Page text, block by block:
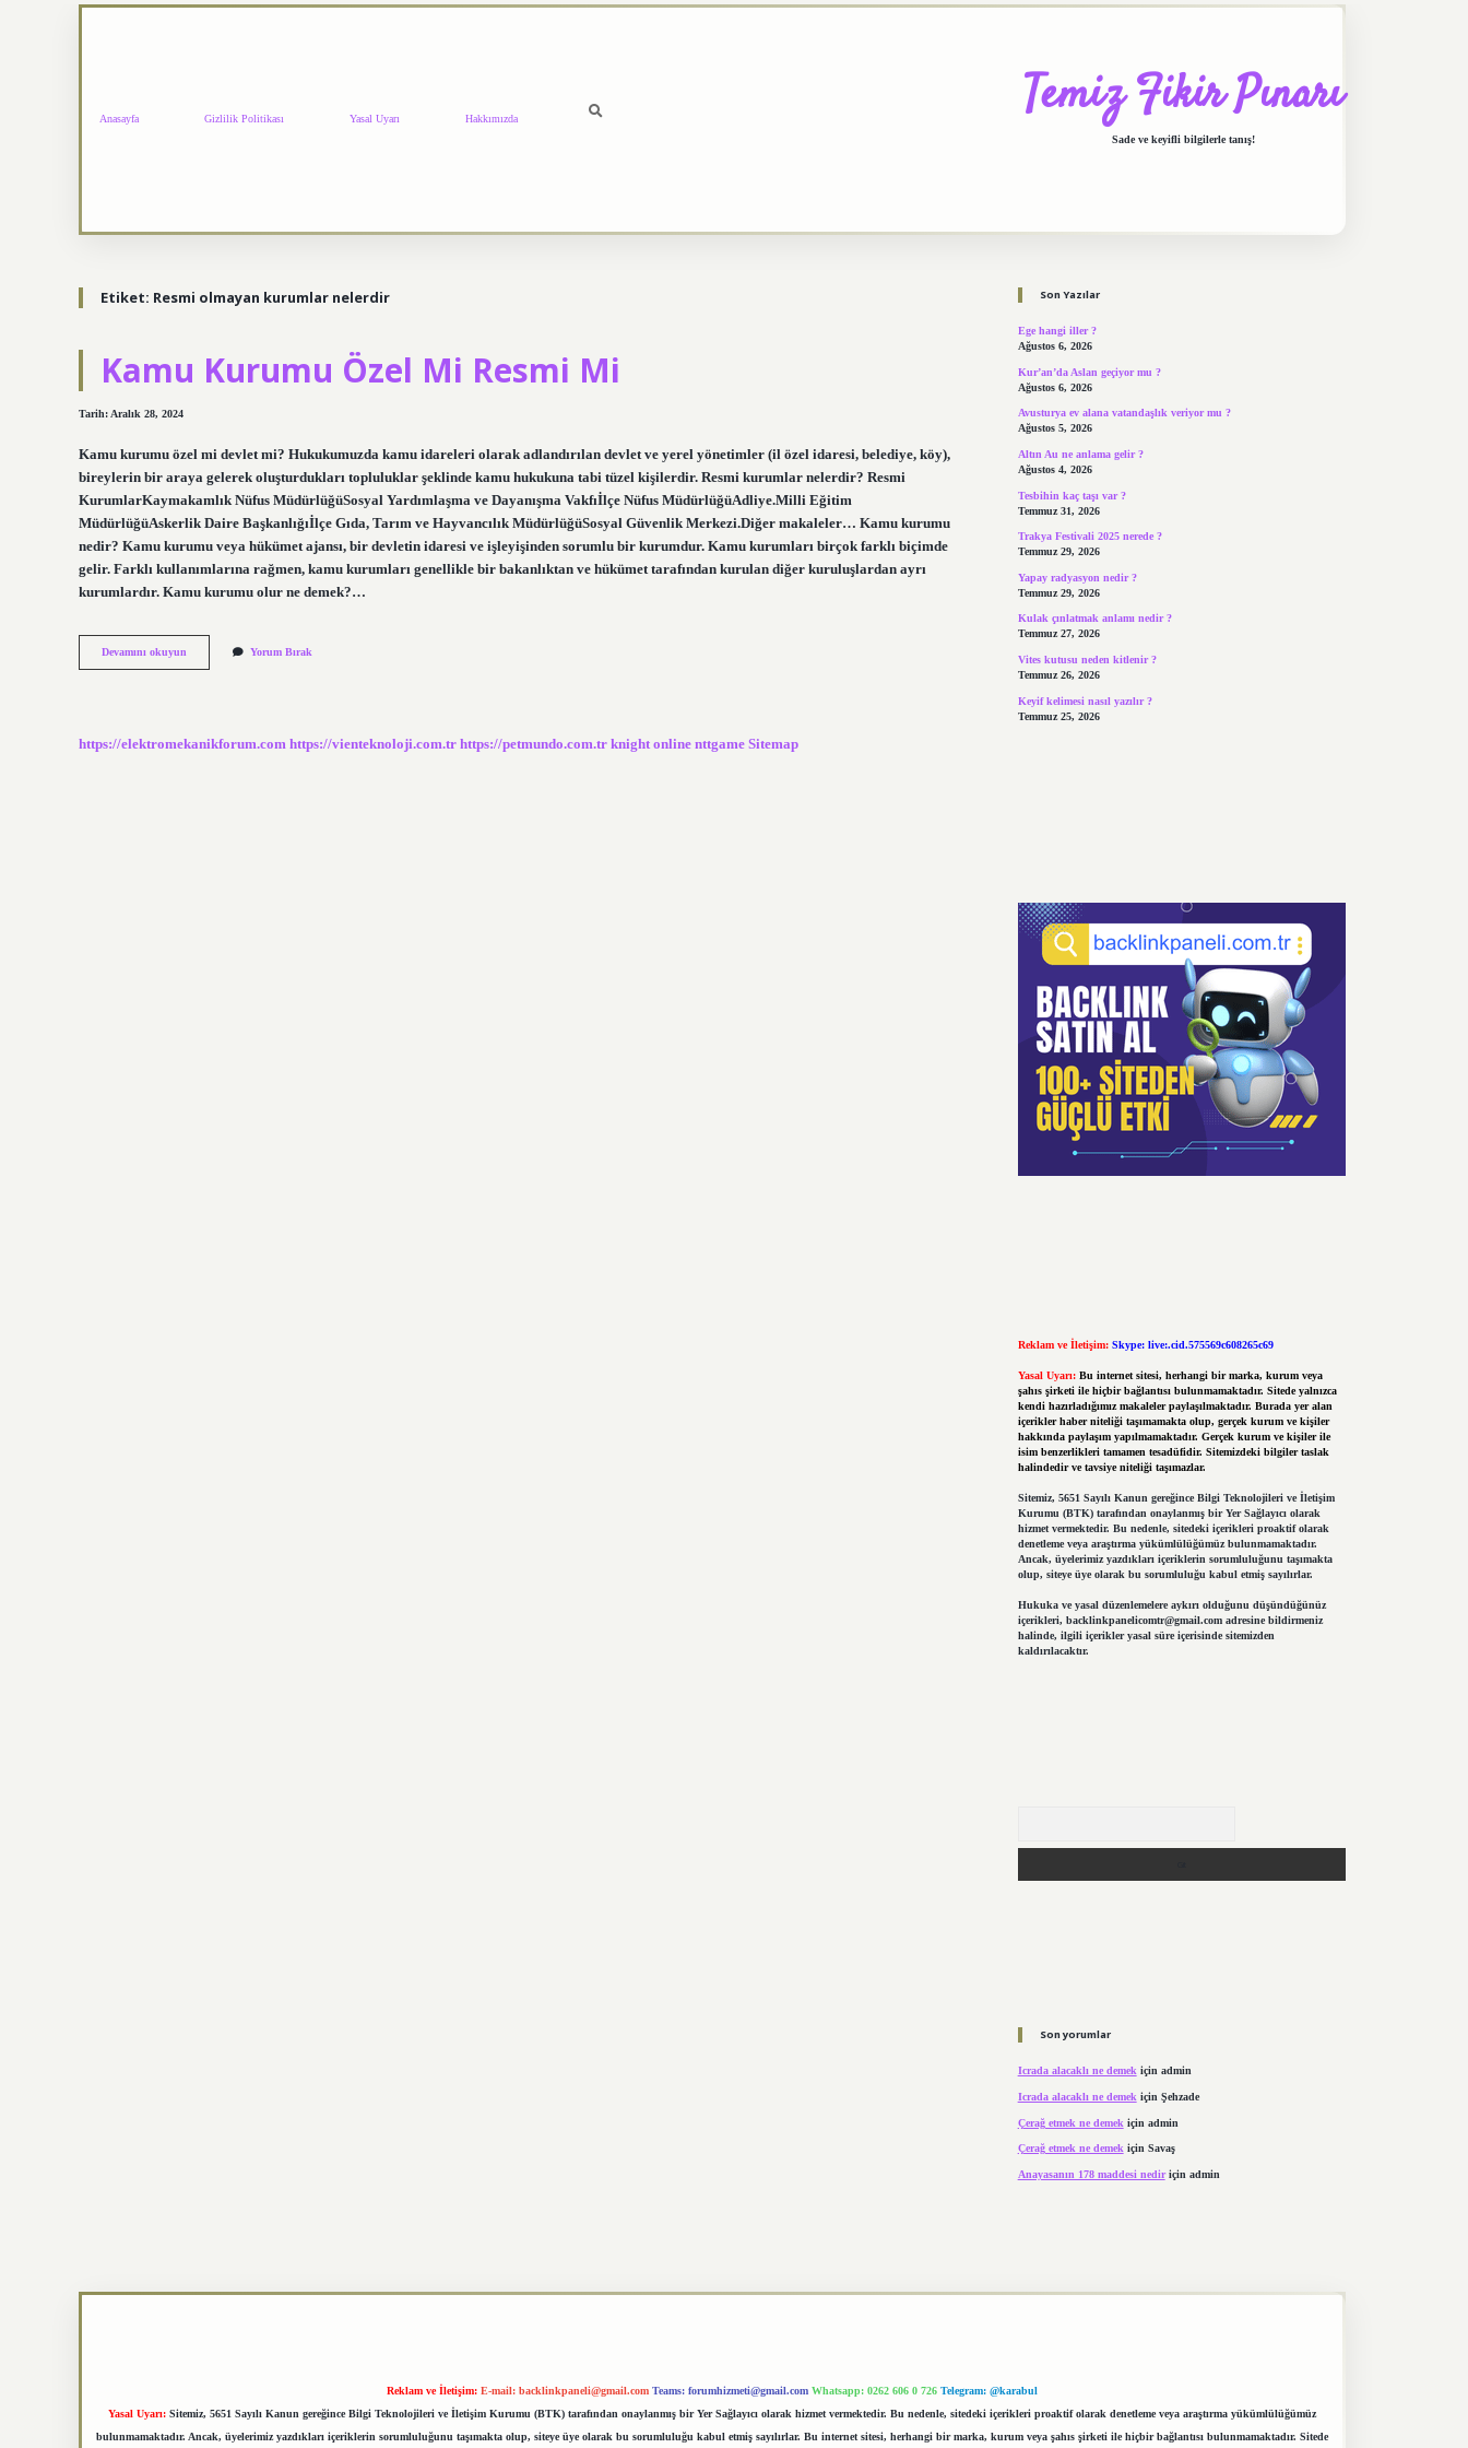
Anasayfa Gizlilik Politikası Yasal Uyarı Hakkımızda Temiz Fikir Pınarı
Sade ve keyifli bilgilerle tanış!
Etiket: Resmi olmayan kurumlar nelerdir
Kamu Kurumu Özel Mi Resmi Mi
Tarih: Aralık 28, 2024
Kamu kurumu özel mi devlet mi? Hukukumuzda kamu idareleri olarak adlandırılan devlet ve yerel yönetimler (il özel idaresi, belediye, köy),
bireylerin bir araya gelerek oluşturdukları topluluklar şeklinde kamu hukukuna tabi tüzel kişilerdir. Resmi kurumlar nelerdir? Resmi
KurumlarKaymakamlık Nüfus MüdürlüğüSosyal Yardımlaşma ve Dayanışma Vakfıİlçe Nüfus MüdürlüğüAdliye.Milli Eğitim
MüdürlüğüAskerlik Daire Başkanlığıİlçe Gıda, Tarım ve Hayvancılık MüdürlüğüSosyal Güvenlik Merkezi.Diğer makaleler… Kamu kurumu
nedir? Kamu kurumu veya hükümet ajansı, bir devletin idaresi ve işleyişinden sorumlu bir kurumdur. Kamu kurumları birçok farklı biçimde
gelir. Farklı kullanımlarına rağmen, kamu kurumları genellikle bir bakanlıktan ve hükümet tarafından kurulan diğer kuruluşlardan ayrı
kurumlardır. Kamu kurumu olur ne demek?…
Devamını okuyun
Kurumu
Yorum Bırak
https://elektromekanikforum.com https://vienteknoloji.com.tr https://petmundo.com.tr knight online nttgame Sitemap
Son Yazılar
Ege hangi iller ?
Ağustos 6, 2026
Kur’an’da Aslan geçiyor mu ?
Ağustos 6, 2026
Avusturya ev alana vatandaşlık veriyor mu ?
Ağustos 5, 2026
Altın Au ne anlama gelir ?
Ağustos 4, 2026
Tesbihin kaç taşı var ?
Temmuz 31, 2026
Trakya Festivali 2025 nerede ?
Temmuz 29, 2026
Yapay radyasyon nedir ?
Temmuz 29, 2026
Kulak çınlatmak anlamı nedir ?
Temmuz 27, 2026
Vites kutusu neden kitlenir ?
Temmuz 26, 2026
Keyif kelimesi nasıl yazılır ?
Temmuz 25, 2026
Reklam ve İletişim: Skype: live:.cid.575569c608265c69
Yasal Uyarı: Bu internet sitesi, herhangi bir marka, kurum veya
şahıs şirketi ile hiçbir bağlantısı bulunmamaktadır. Sitede yalnızca
kendi hazırladığımız makaleler paylaşılmaktadır. Burada yer alan
içerikler haber niteliği taşımamakta olup, gerçek kurum ve kişiler
hakkında paylaşım yapılmamaktadır. Gerçek kurum ve kişiler ile
isim benzerlikleri tamamen tesadüfidir. Sitemizdeki bilgiler taslak
halindedir ve tavsiye niteliği taşımazlar.
Sitemiz, 5651 Sayılı Kanun gereğince Bilgi Teknolojileri ve İletişim
Kurumu (BTK) tarafından onaylanmış bir Yer Sağlayıcı olarak
hizmet vermektedir. Bu nedenle, sitedeki içerikleri proaktif olarak
denetleme veya araştırma yükümlülüğümüz bulunmamaktadır.
Ancak, üyelerimiz yazdıkları içeriklerin sorumluluğunu taşımakta
olup, siteye üye olarak bu sorumluluğu kabul etmiş sayılırlar.
Hukuka ve yasal düzenlemelere aykırı olduğunu düşündüğünüz
içerikleri, backlinkpanelicomtr@gmail.comadresine bildirmeniz
halinde, ilgili içerikler yasal süre içerisinde sitemizden
kaldırılacaktır.
Son yorumlar
Icrada alacaklı ne demekiçin admin
Icrada alacaklı ne demek için Şehzade
Çerağ etmek ne demek için admin
Çerağ etmek ne demek için Savaş
Anayasanın 178 maddesi nediriçin admin
Reklam ve İletişim: E-mail: backlinkpaneli@gmail.com Teams: forumhizmeti@gmail.com Whatsapp: 0262 606 0 726 Telegram: @karabul
Yasal Uyarı: Sitemiz, 5651 Sayılı Kanun gereğince Bilgi Teknolojileri ve İletişim Kurumu (BTK) tarafından onaylanmış bir Yer Sağlayıcı olarak hizmet vermektedir. Bu nedenle, sitedeki içerikleri proaktif olarak denetleme veya araştırma yükümlülüğümüz
bulunmamaktadır. Ancak, üyelerimiz yazdıkları içeriklerin sorumluluğunu taşımakta olup, siteye üye olarak bu sorumluluğu kabul etmiş sayılırlar. Bu internet sitesi, herhangi bir marka, kurum veya şahıs şirketi ile hiçbir bağlantısı bulunmamaktadır. Sitede